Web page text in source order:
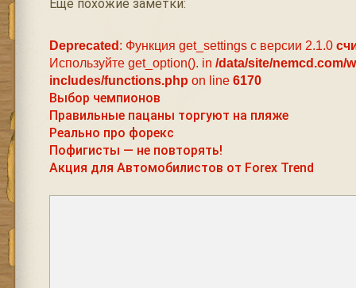
Ещё похожие заметки:
Deprecated : Функция get_settings с версии 2.1.0
Используйте get_option(). in /data/site/nemcd.com/
includes/functions.php on line 6170
Выбор чемпионов
Правильные пацаны торгуют на пляже
Реально про форекс
Пофигисты — не повторять!
Акция для Автомобилистов от Forex Trend